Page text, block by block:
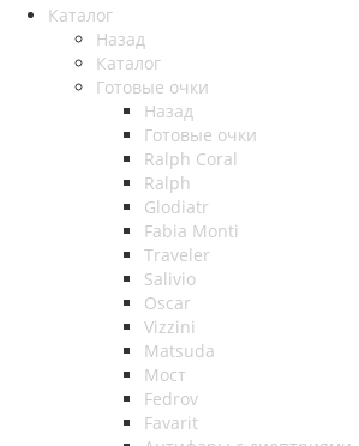
Каталог
Назад
Каталог
Готовые очки
Назад
Готовые очки
Ralph Coral
Ralph
Glodiatr
Fabia Monti
Traveler
Salivio
Oscar
Vizzini
Matsuda
Мост
Fedrov
Favarit